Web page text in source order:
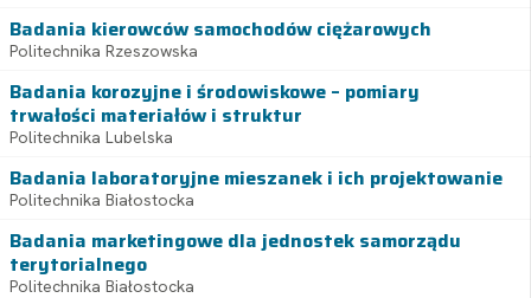
Badania kierowców samochodów ciężarowych
Politechnika Rzeszowska
Badania korozyjne i środowiskowe – pomiary
trwałości materiałów i struktur
Politechnika Lubelska
Badania laboratoryjne mieszanek i ich projektowanie
Politechnika Białostocka
Badania marketingowe dla jednostek samorządu
terytorialnego
Politechnika Białostocka